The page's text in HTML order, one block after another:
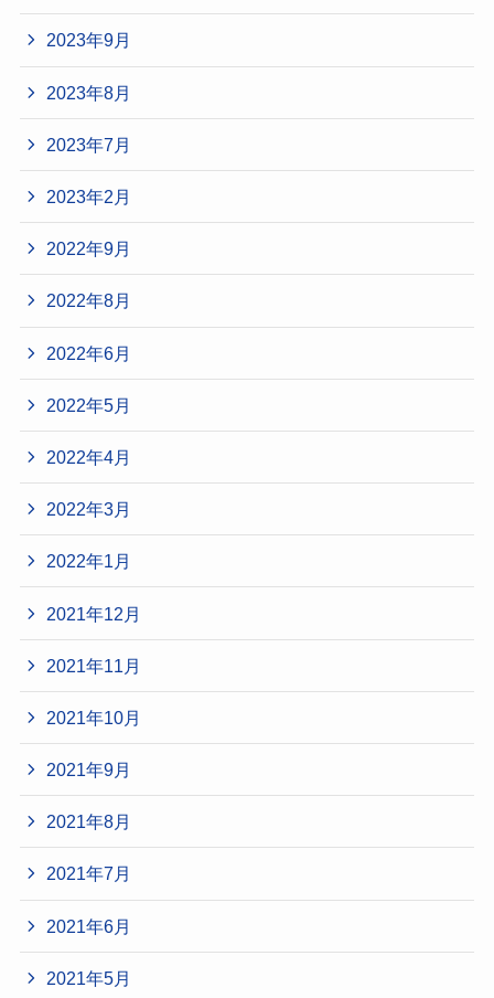
2023年9月
2023年8月
2023年7月
2023年2月
2022年9月
2022年8月
2022年6月
2022年5月
2022年4月
2022年3月
2022年1月
2021年12月
2021年11月
2021年10月
2021年9月
2021年8月
2021年7月
2021年6月
2021年5月